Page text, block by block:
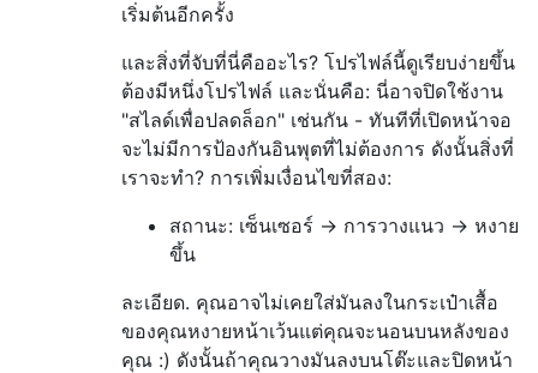
เริ่มต้นอีกครั้ง
และสิ่งที่จับที่นี่คืออะไร? โปรไฟล์นี้ดูเรียบง่ายขึ้น
ต้องมีหนึ่งโปรไฟล์ และนั่นคือ: นี่อาจปิดใช้งาน
"สไลด์เพื่อปลดล็อก" เช่นกัน - ทันทีที่เปิดหน้าจอ
จะไม่มีการป้องกันอินพุตที่ไม่ต้องการ ดังนั้นสิ่งที่
เราจะทำ? การเพิ่มเงื่อนไขที่สอง:
สถานะ: เซ็นเซอร์ -> การวางแนว -> หงาย
ขึ้น
ละเอียด. คุณอาจไม่เคยใส่มันลงในกระเป๋าเสื้อ
ของคุณหงายหน้าเว้นแต่คุณจะนอนบนหลังของ
คุณ :) ดังนั้นถ้าคุณวางมันลงบนโต๊ะและปิดหน้า